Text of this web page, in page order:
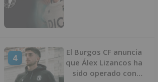
4
El Burgos CF anuncia
que Álex Lizancos ha
sido operado con